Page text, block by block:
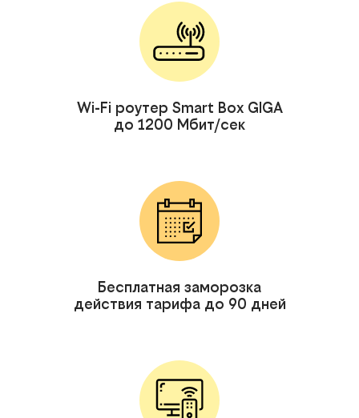
Wi-Fi роутер Smart Box GIGA
до 1200 Мбит/сек
Бесплатная заморозка
действия тарифа до 90 дней